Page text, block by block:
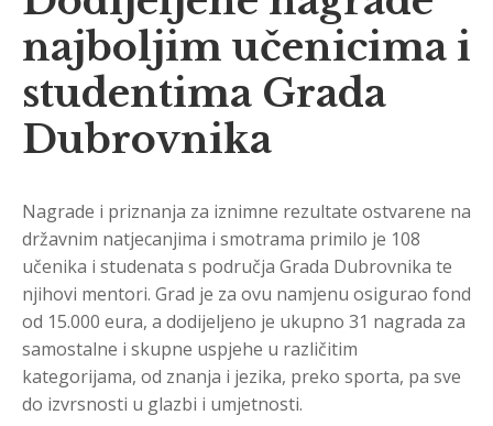
najboljim učenicima i
studentima Grada
Dubrovnika
Nagrade i priznanja za iznimne rezultate ostvarene na
državnim natjecanjima i smotrama primilo je 108
učenika i studenata s područja Grada Dubrovnika te
njihovi mentori. Grad je za ovu namjenu osigurao fond
od 15.000 eura, a dodijeljeno je ukupno 31 nagrada za
samostalne i skupne uspjehe u različitim
kategorijama, od znanja i jezika, preko sporta, pa sve
do izvrsnosti u glazbi i umjetnosti.